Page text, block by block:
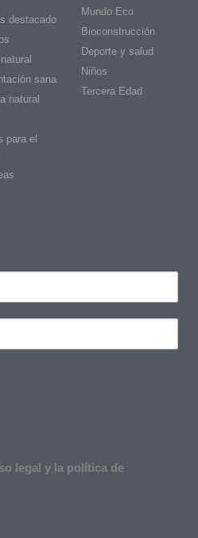
destacado
sana
natural
para el
Mundo Eco
Bioconstrucción
Deporte y salud
Niños
Tercera Edad
legal y la política de